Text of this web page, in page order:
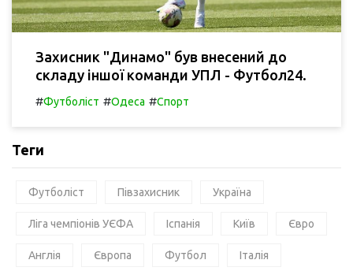
Захисник "Динамо" був внесений до
складу іншої команди УПЛ - Футбол24.
#Футболіст #Одеса #Спорт
Теги
Футболіст Півзахисник Україна
Ліга чемпіонів УЄФА Іспанія Київ Євро
Англія Європа Футбол Італія